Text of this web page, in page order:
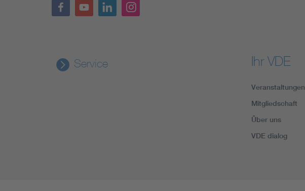
Service Ihr VDE
Veranstaltungen
Mitgliedschaft
Über uns
VDE dialog